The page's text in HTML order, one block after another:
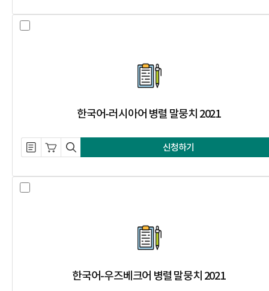
한국어-러시아어 병렬 말뭉치 2021
설명 자료 내려받기
장바구니 담기
미리보기 신청하기
한국어-우즈베크어 병렬 말뭉치 2021